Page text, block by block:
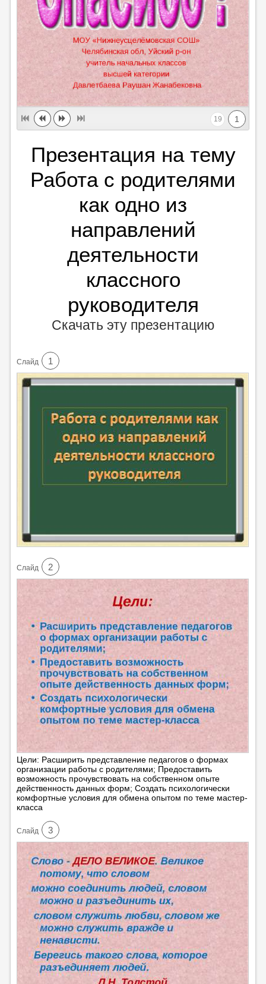
1
19
Презентация на тему
Работа с родителями
как одно из
направлений
деятельности
классного
руководителя
Скачать эту презентацию
Cлайд 1
Cлайд 2
Цели: Расширить представление педагогов о формах
организации работы с родителями; Предоставить
возможность прочувствовать на собственном опыте
действенность данных форм; Создать психологически
комфортные условия для обмена опытом по теме мастер-
класса
Cлайд 3